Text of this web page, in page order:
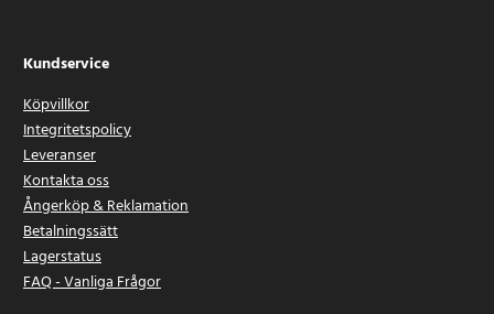
Kundservice
Köpvillkor
Integritetspolicy
Leveranser
Kontakta oss
Ångerköp & Reklamation
Betalningssätt
Lagerstatus
FAQ - Vanliga Frågor